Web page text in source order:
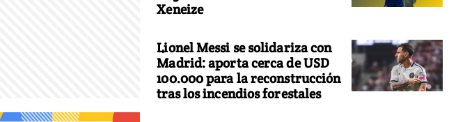
Xeneize
Lionel Messi se solidariza con
Madrid: aporta cerca de USD
100.000 para la reconstrucción
tras los incendios forestales